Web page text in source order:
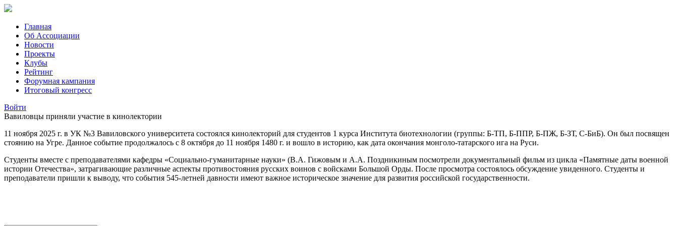
Главная
Об Ассоциации
Новости
Проекты
Клубы
Рейтинг
Форумная кампания
Итоговый конгресс
Войти
Вавиловцы приняли участие в кинолектории
11 ноября 2025 г. в УК №3 Вавиловского университета состоялся кинолекторий для студентов 1 курса Института биотехнологии (группы: Б-ТП, Б-ППР, Б-ПЖ, Б-ЗТ, С-БиБ). Он был посвящен
стоянию на Угре. Данное событие продолжалось с 8 октября до 11 ноября 1480 г. и вошло в историю, как дата окончания монголо-татарского ига на Руси.
Студенты вместе с преподавателями кафедры «Социально-гуманитарные науки» (В.А. Гижовым и А.А. Поздникиным посмотрели документальный фильм из цикла «Памятные даты военной
истории Отечества», затрагивающие различные аспекты противостояния русских воинов с войсками Большой Орды. После просмотра состоялось обсуждение увиденного. Студенты и
преподаватели пришли к выводу, что события 545-летней давности имеют важное историческое значение для развития российской государственности.